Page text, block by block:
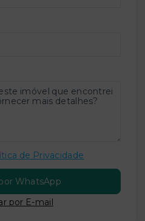
de Privacidade
WhatsApp
por E-mail